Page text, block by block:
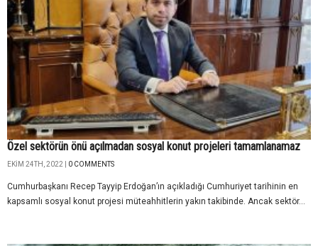
Özel sektörün önü açılmadan sosyal konut projeleri tamamlanamaz
EKIM 24TH, 2022 | 0 COMMENTS
Cumhurbaşkanı Recep Tayyip Erdoğan’ın açıkladığı Cumhuriyet tarihinin en
kapsamlı sosyal konut projesi müteahhitlerin yakın takibinde. Ancak sektör...